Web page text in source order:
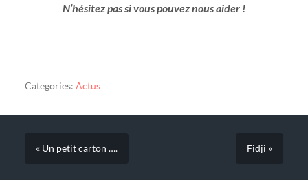
N’hésitez pas si vous pouvez nous aider !
Categories: Actus
« Un petit carton …. Fidji »